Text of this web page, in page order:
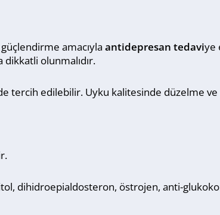
amacıyla antidepresan tedaviye
olunmalıdır.
edilebilir. Uyku kalitesinde düzelme ve
dihidroepialdosteron, östrojen, anti-